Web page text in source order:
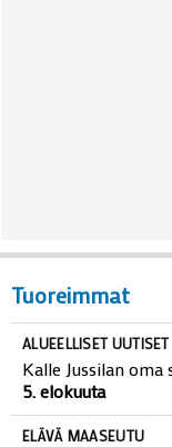
Tuoreimmat
ALUEELLISET UUTISET
Kalle Jussilan
5. elokuuta
ELÄVÄ MAASEUTU